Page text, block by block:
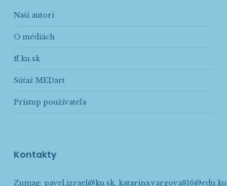
Naši autori
O médiách
ff.ku.sk
Súťaž MEDart
Prístup používateľa
Kontakty
Zumag: pavel.izrael@ku.sk,